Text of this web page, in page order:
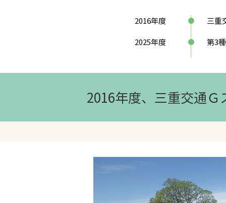
2016年度
三重
2025年度
第3
2016年度、三重交通